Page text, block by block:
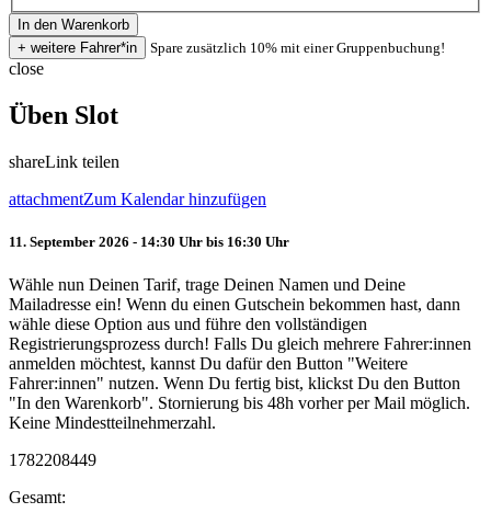
Spare zusätzlich 10% mit einer Gruppenbuchung!
close
Üben Slot
shareLink teilen
attachmentZum Kalendar hinzufügen
11. September 2026 - 14:30 Uhr bis 16:30 Uhr
Wähle nun Deinen Tarif, trage Deinen Namen und Deine
Mailadresse ein! Wenn du einen Gutschein bekommen hast, dann
wähle diese Option aus und führe den vollständigen
Registrierungsprozess durch! Falls Du gleich mehrere Fahrer:innen
anmelden möchtest, kannst Du dafür den Button "Weitere
Fahrer:innen" nutzen. Wenn Du fertig bist, klickst Du den Button
"In den Warenkorb". Stornierung bis 48h vorher per Mail möglich.
Keine Mindestteilnehmerzahl.
1782208449
Gesamt: